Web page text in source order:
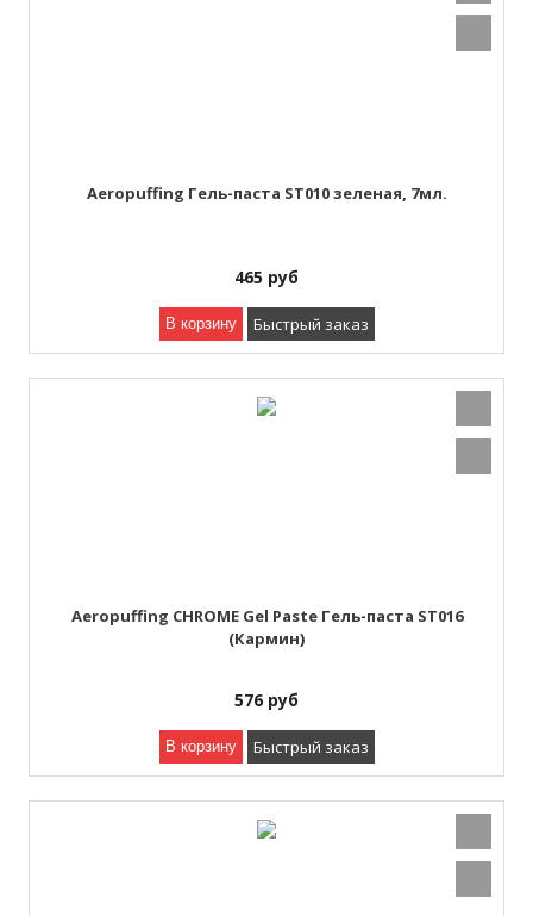
Aeropuffing Гель-паста ST010 зеленая, 7мл.
465 руб
В корзину Быстрый заказ
Aeropuffing CHROME Gel Paste Гель-паста ST016
(Кармин)
576 руб
В корзину Быстрый заказ